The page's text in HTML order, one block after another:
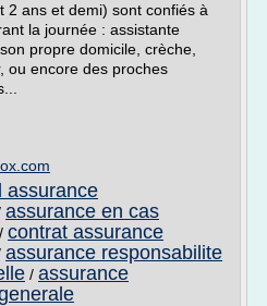
2 ans et demi) sont confiés à
la journée : assistante
propre domicile, crèche,
ou encore des proches
assurance
assurance en cas
/ contrat assurance
assurance responsabilite
/ assurance